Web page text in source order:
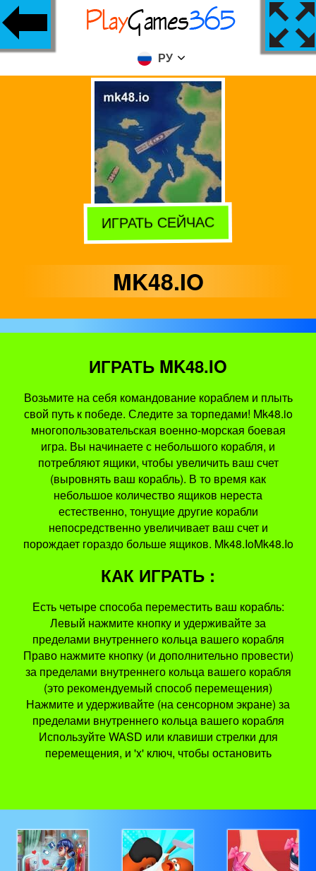
РУ
ИГРАТЬ СЕЙЧАС
MK48.IO
ИГРАТЬ MK48.IO
Возьмите на себя командование кораблем и плыть
свой путь к победе. Следите за торпедами! Mk48.io
многопользовательская военно-морская боевая
игра. Вы начинаете с небольшого корабля, и
потребляют ящики, чтобы увеличить ваш счет
(выровнять ваш корабль). В то время как
небольшое количество ящиков нереста
естественно, тонущие другие корабли
непосредственно увеличивает ваш счет и
порождает гораздо больше ящиков. Mk48.IoMk48.Io
КАК ИГРАТЬ :
Есть четыре способа переместить ваш корабль:
Левый нажмите кнопку и удерживайте за
пределами внутреннего кольца вашего корабля
Право нажмите кнопку (и дополнительно провести)
за пределами внутреннего кольца вашего корабля
(это рекомендуемый способ перемещения)
Нажмите и удерживайте (на сенсорном экране) за
пределами внутреннего кольца вашего корабля
Используйте WASD или клавиши стрелки для
перемещения, и 'x' ключ, чтобы остановить